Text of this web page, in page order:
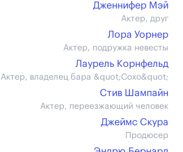
Дженнифер Мэй
Актер, друг
Лора Уорнер
Актер, подружка невесты
Лаурель Корнфельд
Актер, владелец бара &quot;Сохо&quot;
Стив Шампайн
Актер, переезжающий человек
Джеймс Скура
Продюсер